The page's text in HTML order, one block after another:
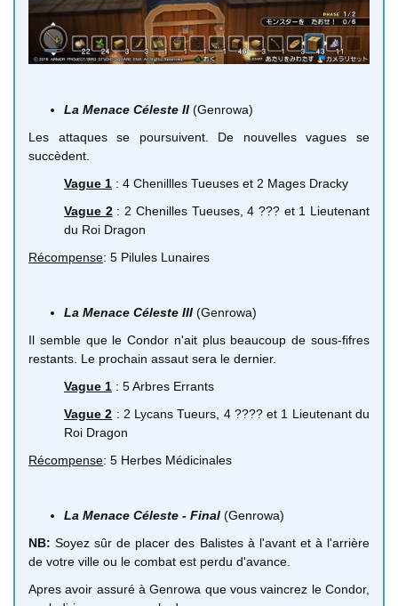
La Menace Céleste II (Genrowa)
Les attaques se poursuivent. De nouvelles vagues se
succèdent.
Vague 1 : 4 Chenillles Tueuses et 2 Mages Dracky
Vague 2: 2 Chenilles Tueuses, 4 ??? et 1 Lieutenant
du Roi Dragon
Récompense: 5 Pilules Lunaires
La Menace Céleste III (Genrowa)
Il semble que le Condor n'ait plus beaucoup de sous-fifres
restants. Le prochain assaut sera le dernier.
Vague 1 : 5 Arbres Errants
Vague 2 : 2 Lycans Tueurs, 4 ???? et 1 Lieutenant du
Roi Dragon
Récompense: 5 Herbes Médicinales
La Menace Céleste - Final (Genrowa)
NB:Soyez sûr de placer des Balistes à l'avant et à l'arrière
de votre ville ou le combat est perdu d'avance.
Apres avoir assuré à Genrowa que vous vaincrez le Condor,